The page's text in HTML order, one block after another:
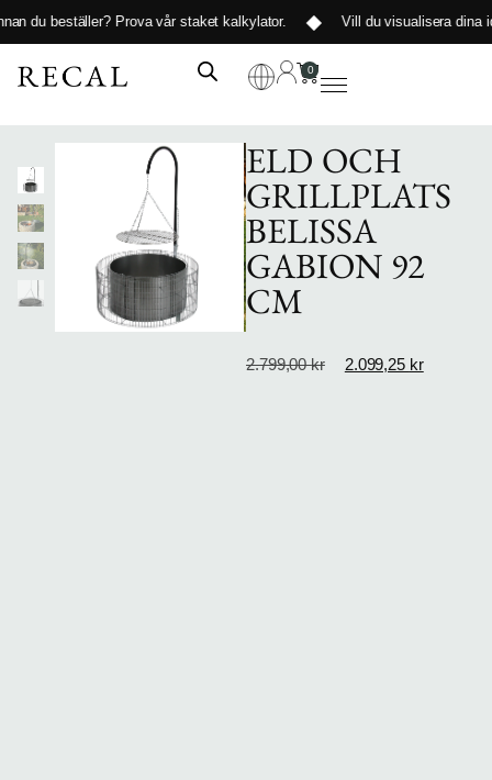
du beställer?Prova vår staket kalkylator. Vill du visualisera dina
0
ELD OCH
GRILLPLATS
BELISSA
GABION 92
CM
2.799,00kr 2.099,25 kr